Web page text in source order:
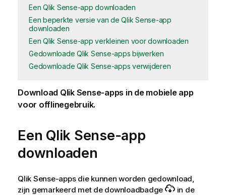
Een Qlik Sense-app downloaden
Een beperkte versie van de Qlik Sense-app
downloaden
Een Qlik Sense-app verkleinen voor downloaden
Gedownloade Qlik Sense-apps bijwerken
Gedownloade Qlik Sense-apps verwijderen
Download Qlik Sense-apps in de mobiele app
voor offlinegebruik.
Een Qlik Sense-app
downloaden
Qlik Sense-apps die kunnen worden gedownload,
zijn gemarkeerd met de downloadbadge
in de